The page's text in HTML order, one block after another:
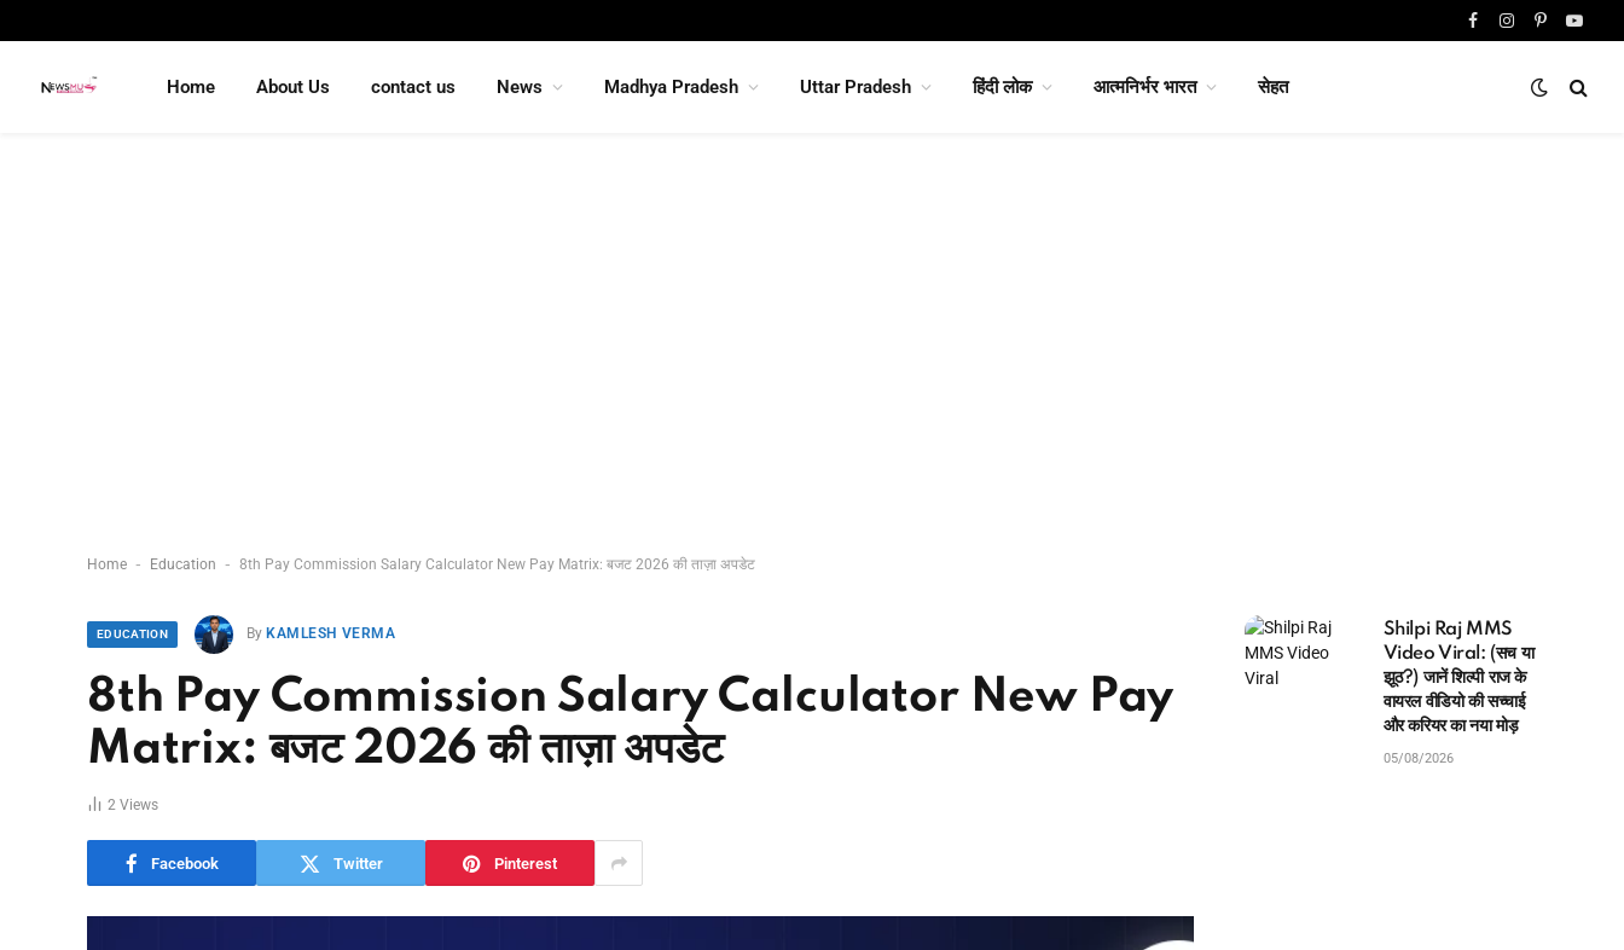
FacebookInstagram
Pinterest
Home About Us contact us News Madhya Pradesh Uttar Pradesh हिंदी लोक आत्मनिर्भर भारत सेहत
Home - Education - 8th Pay Commission Salary Calculator New Pay Matrix: बजट 2026 की ताज़ा अपडेट
EDUCATION By KAMLESH VERMA
8th Pay Commission Salary Calculator New Pay
Matrix: बजट 2026 की ताज़ा अपडेट
2 Views
Facebook Twitter Pinterest
Shilpi Raj MMS
Video Viral: (सच या
झूठ?) जानें शिल्पी राज के
वायरल वीडियो की सच्चाई
और करियर का नया मोड़
05/08/2026